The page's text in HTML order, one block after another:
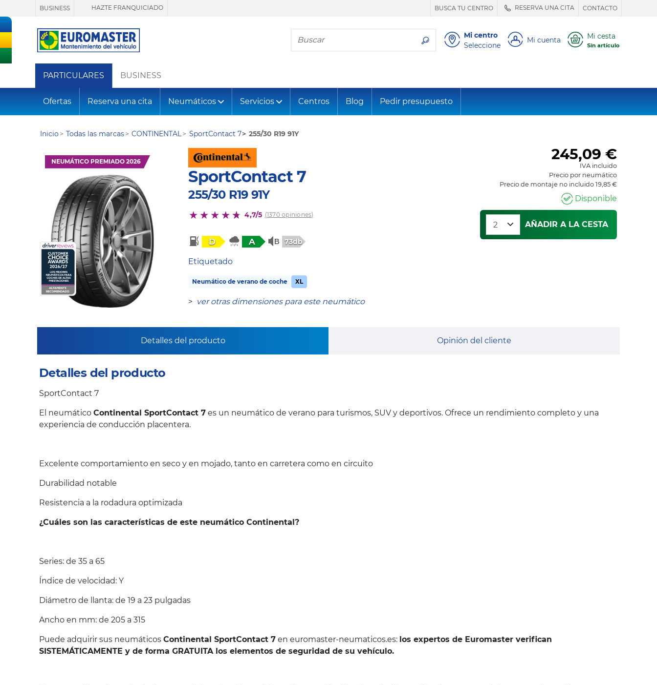
BUSINESS HAZTE FRANQUICIADO BUSCA TU CENTRO RESERVA UNA CITA CONTACTO
Busca tu neumático
Mi centro
Seleccione
Mi cuenta Mi cesta
Sin artículo
PARTICULARES BUSINESS
Ofertas Reserva una cita Neumáticos Servicios Centros Blog Pedir presupuesto
Inicio Todas las marcas CONTINENTAL SportContact 7 255/30 R19 91Y
NEUMÁTICO PREMIADO 2026
SportContact 7
255/30 R19 91Y
4,7/5 (1370 opiniones)
D A 73db
Etiquetado
Neumático de verano de coche XL
> ver otras dimensiones para este neumático
245,09 €
IVA incluido
Precio por neumático
Precio de montaje no incluido 19,85 €
Disponible
AÑADIR A LA CESTA
Detalles del producto Opinión del cliente
Detalles del producto
SportContact 7
El neumático Continental SportContact 7 es un neumático de verano para turismos, SUV y deportivos. Ofrece un rendimiento completo y una
experiencia de conducción placentera.
Excelente comportamiento en seco y en mojado, tanto en carretera como en circuito
Durabilidad notable
Resistencia a la rodadura optimizada
¿Cuáles son las características de este neumático Continental?
Series: de 35 a 65
Índice de velocidad: Y
Diámetro de llanta: de 19 a 23 pulgadas
Ancho en mm: de 205 a 315
Puede adquirir sus neumáticos Continental SportContact 7 en euromaster-neumaticos.es: los expertos de Euromaster verifican
SISTEMÁTICAMENTE y de forma GRATUITA los elementos de seguridad de su vehículo.